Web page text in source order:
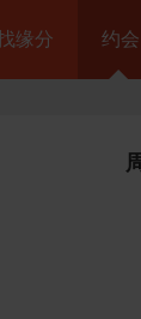
缘分 约会